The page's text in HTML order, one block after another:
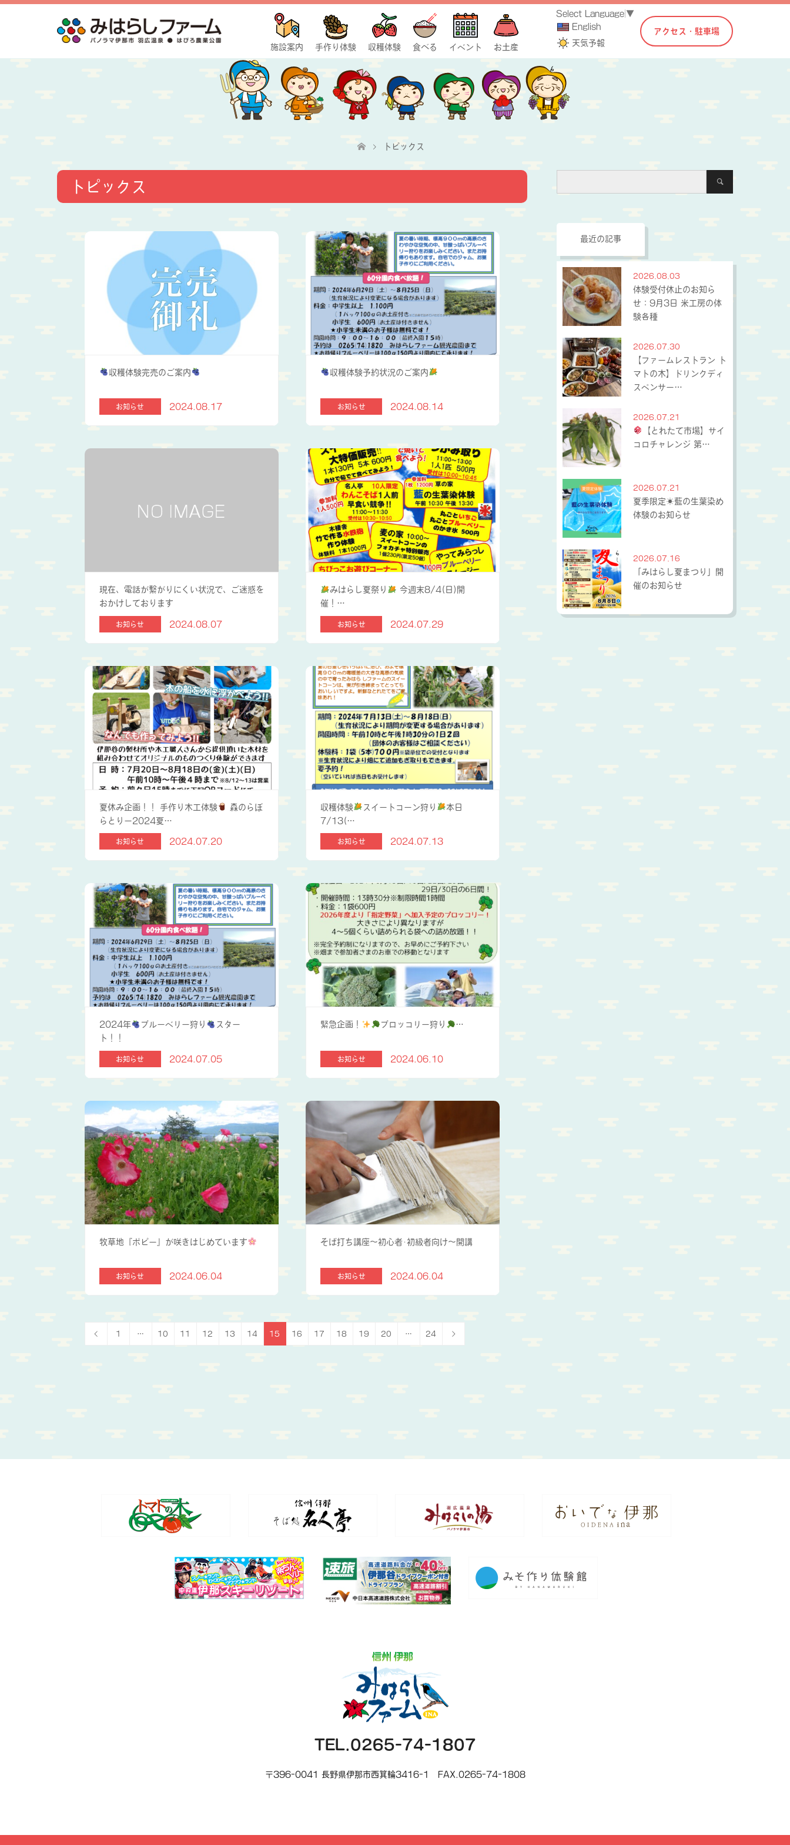
施設案内 手作り体験 収穫体験 食べる イベント お土産
Select Language ▼
English
天気予報
アクセス・駐車場
トピックス
トピックス
収穫体験完売のご案内
お知らせ 2024.08.17
収穫体験予約状況のご案内
お知らせ 2024.08.14
現在、電話が繋がりにくい状況で、ご迷惑を
おかけしております
お知らせ 2024.08.07
みはらし夏祭り
今週末8/4(日)開
催！…
お知らせ 2024.07.29
夏休み企画！！ 手作り木工体験
森のらぼ
らとりー2024夏…
お知らせ 2024.07.20
収穫体験 スイートコーン狩り
本日
7/13(…
お知らせ 2024.07.13
2024年 ブルーベリー狩り
スター
ト！！
お知らせ 2024.07.05
緊急企画！ ブロッコリー狩り …
お知らせ 2024.06.10
牧草地『ポピー』が咲きはじめています
お知らせ 2024.06.04
そば打ち講座～初心者･初級者向け～開講
お知らせ 2024.06.04
1 … 10 11 12 13 14 15 16 17 18 19 20 … 24
最近の記事
2026.08.03
体験受付休止のお知ら
せ：9月3日 米工房の体
験各種
2026.07.30
【ファームレストラン ト
マトの木】ドリンクディ
スペンサー…
2026.07.21
【とれたて市場】サイ
コロチャレンジ 第…
2026.07.21
夏季限定☀藍の生葉染め
体験のお知らせ
2026.07.16
「みはらし夏まつり」開
催のお知らせ
TEL.0265-74-1807
〒396-0041 長野県伊那市西箕輪3416-1 FAX.0265-74-1808